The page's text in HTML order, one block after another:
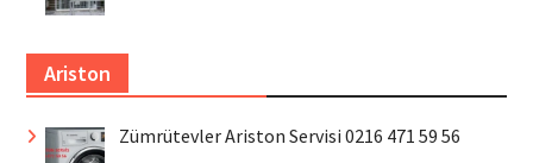
Ariston
Zümrütevler Ariston Servisi 0216 471 59 56